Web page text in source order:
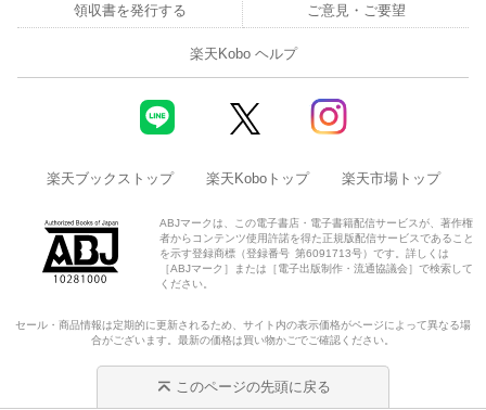
領収書を発行する ご意見・ご要望
楽天Kobo ヘルプ
楽天ブックストップ 楽天Koboトップ 楽天市場トップ
ABJマークは、この電子書店・電子書籍配信サービスが、著作権
者からコンテンツ使用許諾を得た正規版配信サービスであること
を示す登録商標（登録番号 第6091713号）です。詳しくは
［ABJマーク］または［電子出版制作・流通協議会］で検索して
ください。
セール・商品情報は定期的に更新されるため、サイト内の表示価格がページによって異なる場
合がございます。最新の価格は買い物かごでご確認ください。
このページの先頭に戻る